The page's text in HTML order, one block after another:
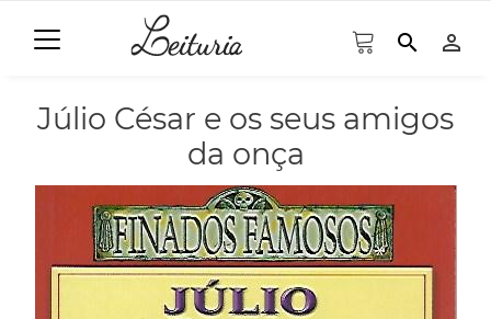
search person_outline
Júlio César e os seus amigos
da onça